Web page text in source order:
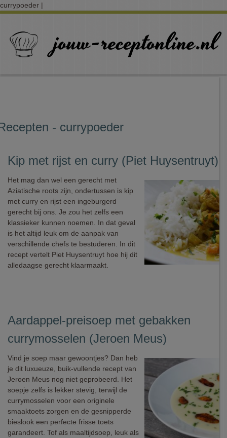
currypoeder |
- currypoeder
Kip met rijst en curry (Piet Huysentruyt)
Het mag dan wel een gerecht met
Aziatische roots zijn, ondertussen is kip
met curry en rijst een ingeburgerd
gerecht bij ons. Je zou het zelfs een
klassieker kunnen noemen. In dat geval
is het altijd leuk om de aanpak van
verschillende chefs te bestuderen. In dit
recept vertelt Piet Huysentruyt hoe hij dit
alledaagse gerecht klaarmaakt.
Aardappel-preisoep met gebakken
currymosselen (Jeroen Meus)
Vind je soep maar gewoontjes? Dan heb
je dit luxueuze, buik-vullende recept van
Jeroen Meus nog niet geprobeerd. Het
soepje zelfs is lekker stevig, terwijl de
currymosselen voor een originele
smaaktoets zorgen en de gesnipperde
bieslook een perfecte frisse toets
garandeert. Tof als maaltijdsoep, leuk als